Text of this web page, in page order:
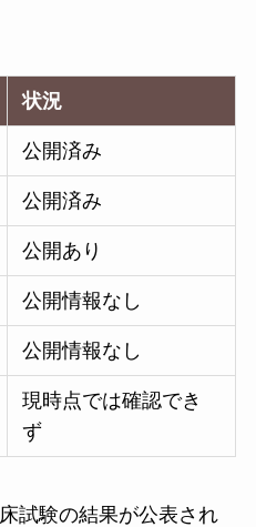
状況
公開済み
公開済み
公開あり
公開情報なし
公開情報なし
現時点では確認でき
ず
試験の結果が公表され